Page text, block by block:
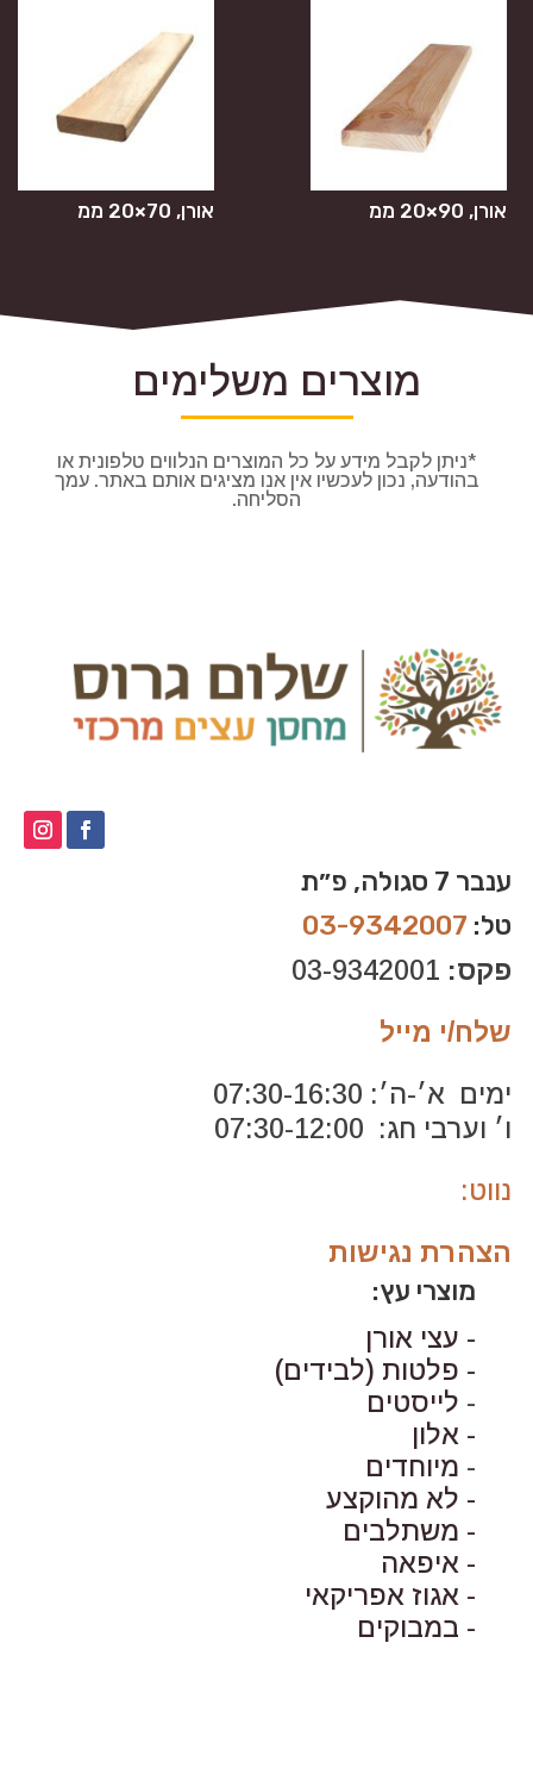
אורן, 90×20 ממ אורן, 70×20 ממ
מוצרים משלימים
*ניתן לקבל מידע על כל המוצרים הנלווים טלפונית או
בהודעה, נכון לעכשיו אין אנו מציגים אותם באתר. עמך
הסליחה.
ענבר 7 סגולה, פ״ת
טל: 03-9342007
פקס:
שלח/י מייל
ימים א׳-ה׳: 07:30-16:30
ו׳ וערבי חג: 07:30-12:00
נווט:
הצהרת נגישות
מוצרי עץ:
- עצי אורן
- פלטות (לבידים)
- לייסטים
- אלון
- מיוחדים
- לא מהוקצע
- משתלבים
- איפאה
- אגוז אפריקאי
- במבוקים